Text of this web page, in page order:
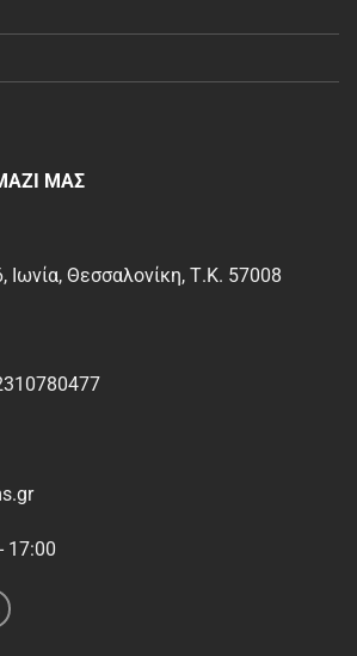
ΜΑΣ
Ιωνία, Θεσσαλονίκη, Τ.Κ. 57008
17:00